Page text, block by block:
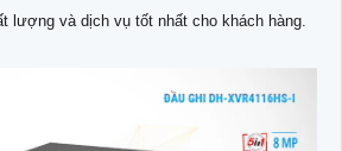
lượng và dịch vụ tốt nhất cho khách hàng.